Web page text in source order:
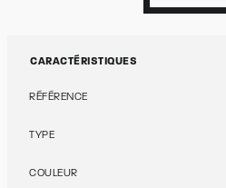
CARACTÉRISTIQUES
RÉFÉRENCE
TYPE
COULEUR